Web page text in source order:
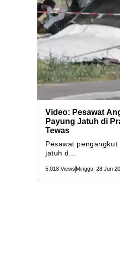
Video: Pesawat
Payung Jatuh di
Tewas
Pesawat
jatuh d...
5,018 Views Minggu, 28 Jun